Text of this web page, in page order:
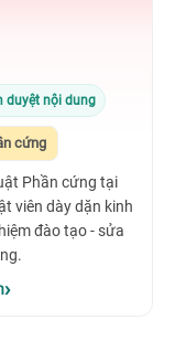
duyệt nội dung
cứng
Phần cứng tại
viên dày dặn kinh
đào tạo - sửa